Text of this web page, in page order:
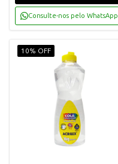
Consulte-nos pelo WhatsApp
10% OFF